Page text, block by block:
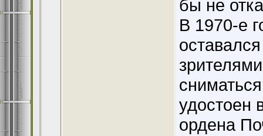
бы не
В 1970-е
удостоен
ордена